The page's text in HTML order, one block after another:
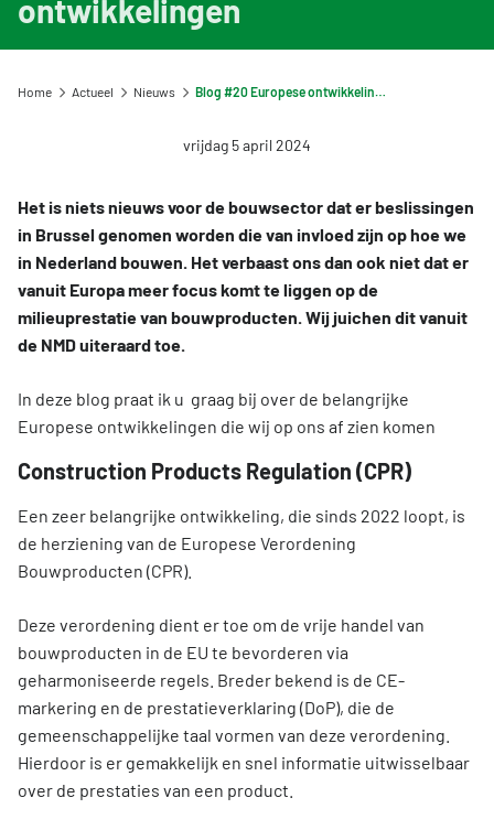
Voorbeeldprojecten
Uitgelicht CAT1 milieuverklaring
Informatie voor producenten en fabrikanten
Vergoedingsregeling Witte Vlekken
Milieu-impact categorieën
Categorie 3 data
Niet-Nederlandse LCA's en EPD's in de NMD
Veelgestelde vragen over milieudata & LCA's
Overzicht opleidingen en trainingen
Veelgestelde vragen NMD Academy
Nieuw bij de NMD? Zo werkt het stelsel
Lustrum Stichting NMD
Feedback
Vacatures
Tarieven
Persinformatie Nationale Milieudatabase
Geef uw feedback
Zoeken
ontwikkelingen
Home Actueel Nieuws
vrijdag 5 april 2024
Het is niets nieuws voor de bouwsector dat er beslissingen
in Brussel genomen worden die van invloed zijn op hoe we
in Nederland bouwen. Het verbaast ons dan ook niet dat er
vanuit Europa meer focus komt te liggen op de
milieuprestatie van bouwproducten. Wij juichen dit vanuit
de NMD uiteraard toe.
In deze blog praat ik u graag bij over de belangrijke
Europese ontwikkelingen die wij op ons af zien komen
Construction Products Regulation (CPR)
Een zeer belangrijke ontwikkeling, die sinds 2022 loopt, is
de herziening van de Europese Verordening
Bouwproducten (CPR).
Deze verordening dient er toe om de vrije handel van
bouwproducten in de EU te bevorderen via
geharmoniseerde regels. Breder bekend is de CE-
markering en de prestatieverklaring (DoP), die de
gemeenschappelijke taal vormen van deze verordening.
Hierdoor is er gemakkelijk en snel informatie uitwisselbaar
over de prestaties van een product.